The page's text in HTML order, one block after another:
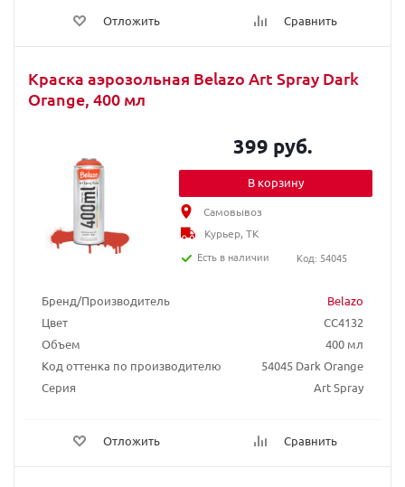
Отложить Сравнить
Краска аэрозольная Belazo Art Spray Dark
Orange, 400 мл
Бренд/Производитель
Belazo
Цвет
CC4132
Объем
400 мл
Код оттенка по производителю
54045 Dark Orange
Серия
Art Spray
Отложить Сравнить
399 руб.
В корзину
Самовывоз
Курьер, ТК
Есть в наличии
Код: 54045